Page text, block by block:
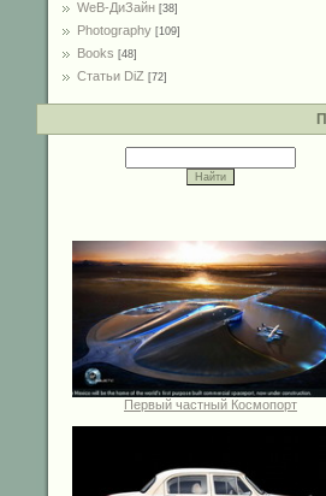
WeB-ДиЗайн [38]
Photography [109]
Books [48]
Статьи DiZ [72]
Первый частный Космопорт